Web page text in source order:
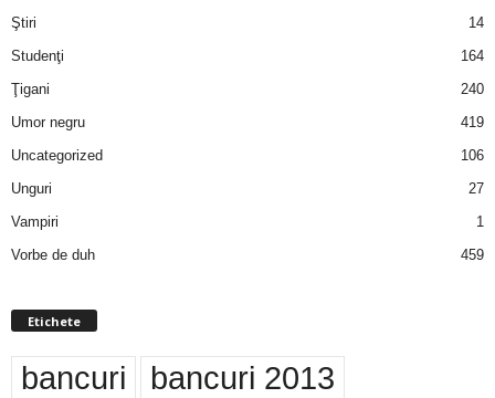
Ştiri
14
Studenţi
164
Ţigani
240
Umor negru
419
Uncategorized
106
Unguri
27
Vampiri
1
Vorbe de duh
459
Etichete
bancuri bancuri 2013